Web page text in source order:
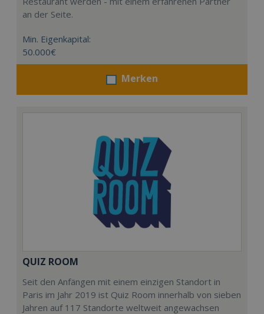
an der Seite.
Min. Eigenkapital:
50.000€
Merken
QUIZ ROOM
Seit den Anfängen mit einem einzigen Standort in
Paris im Jahr 2019 ist Quiz Room innerhalb von sieben
Jahren auf 117 Standorte weltweit angewachsen